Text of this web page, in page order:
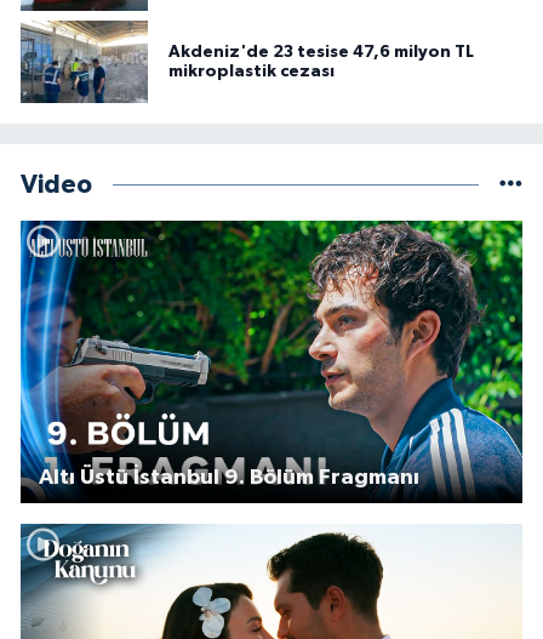
Akdeniz'de 23 tesise 47,6 milyon TL
mikroplastik cezası
Video
Altı Üstü İstanbul 9. Bölüm Fragmanı